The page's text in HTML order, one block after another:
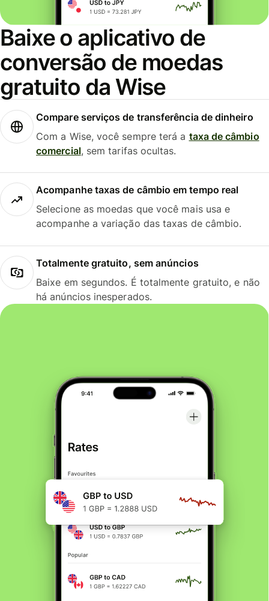
Baixe o aplicativo de
conversão de moedas
gratuito da Wise
Compare serviços de transferência de dinheiro
Com a Wise, você sempre terá a taxa de câmbio
comercial, sem tarifas ocultas.
Acompanhe taxas de câmbio em tempo real
Selecione as moedas que você mais usa e
acompanhe a variação das taxas de câmbio.
Totalmente gratuito, sem anúncios
Baixe em segundos. É totalmente gratuito, e não
há anúncios inesperados.